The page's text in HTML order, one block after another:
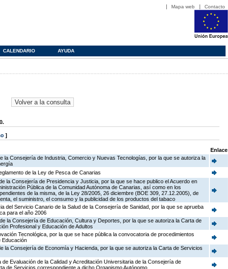
Mapa web Contacto
CALENDARIO AYUDA
]
Enlace
la Consejería de Industria, Comercio y Nuevas Tecnologías, por la que se autoriza la
de la Ley de Pesca de Canarias
la Consejería de Presidencia y Justicia, por la que se hace publico el Acuerdo en
Pública de la Comunidad Autónoma de Canarias, así como en los
de la misma, de la Ley 28/2005, 26 diciembre (BOE 309, 27.12.2005), de
el suministro, el consumo y la publicidad de los productos del tabaco
del Servicio Canario de la Salud de la Consejería de Sanidad, por la que se aprueba
para el año 2006
la Consejería de Educación, Cultura y Deportes, por la que se autoriza la Carta de
Profesional y Educación de Adultos
Tecnológica, por la que se hace pública la convocatoria de procedimientos
Educación
la Consejería de Economía y Hacienda, por la que se autoriza la Carta de Servicios
Evaluación de la Calidad y Acreditación Universitaria de la Consejería de
de Servicios correspondiente a dicho Organismo Autónomo